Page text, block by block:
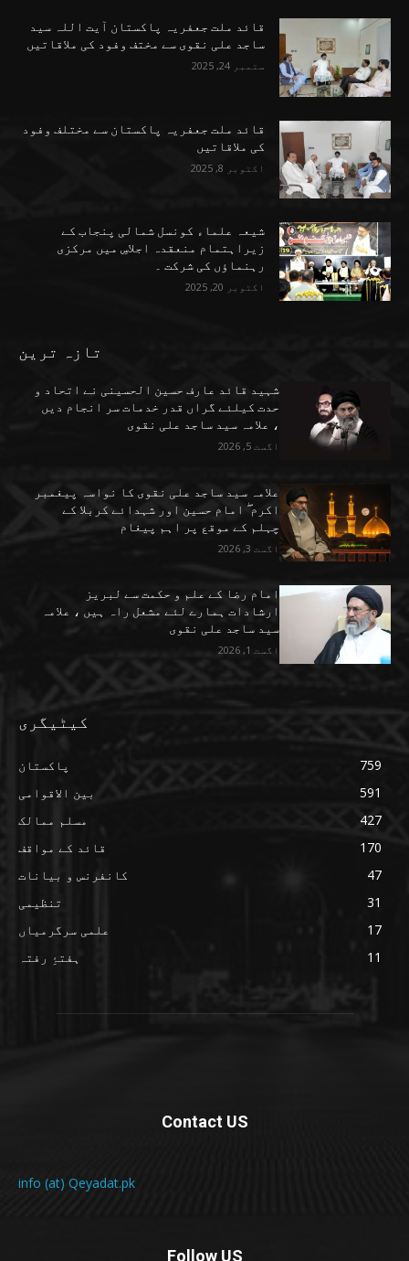
قائد ملت جعفریہ پاکستان آیت اللہ سید
ساجد علی نقوی سے مختف وفود کی ملاقاتیں
ستمبر 24, 2025
قائد ملت جعفریہ پاکستان سے مختلف وفود
کی ملاقاتیں
اکتوبر 8, 2025
شیعہ علماء کونسل شمالی پنجاب کے
زیراہتمام منعقدہ اجلاسِ میں مرکزی
رہنماؤں کی شرکت ۔
اکتوبر 20, 2025
تازہ ترین
شہید قائد عارف حسین الحسینی نے اتحاد و
حدت کیلئے گراں قدر خدمات سر انجام دیں
، علامہ سید ساجد علی نقوی
اگست 5, 2026
علامہ سید ساجد علی نقوی کا نواسہ پیغمبر
اکرم ۖ امام حسین اور شہدائے کربلا کے
چہلم کے موقع پر اہم پیغام
اگست 3, 2026
امام رضا کے علم و حکمت سے لبریز
ارشادات ہمارے لئے مشعل راہ ہیں ، علامہ
سید ساجد علی نقوی
اگست 1, 2026
کیٹیگری
پاکستان
759
بین الاقوامی
591
مسلم ممالک
427
قائد کے مواقف
170
کانفرنس و بیانات
47
تنظیمی
31
علمی سرگرمیاں
17
ہفتۂِ رفتہ
11
Contact US
info (at) Qeyadat.pk
Follow US